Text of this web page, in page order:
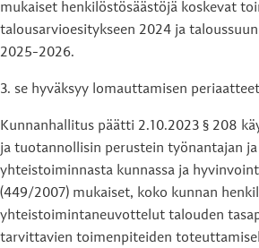
mukaiset henkilöstösäästöjä koskevat
talousarvioesitykseen 2024 ja
2025-2026.
3. se hyväksyy lomauttamisen
Kunnanhallitus päätti 2.10.2023 § 208
ja tuotannollisin perustein työnantajan
yhteistoiminnasta kunnassa ja
(449/2007) mukaiset, koko kunnan
yhteistoimintaneuvottelut talouden
tarvittavien toimenpiteiden